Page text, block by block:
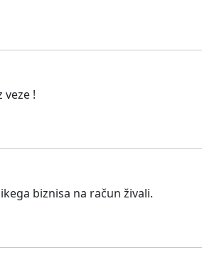
!
biznisa na račun živali.